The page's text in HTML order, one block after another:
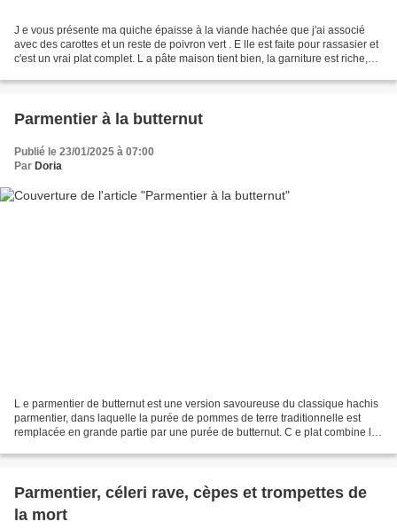
J e vous présente ma quiche épaisse à la viande hachée que j'ai associé
avec des carottes et un reste de poivron vert . E lle est faite pour rassasier et
c'est un vrai plat complet. L a pâte maison tient bien, la garniture est riche,
Parmentier à la butternut
Publié le 23/01/2025 à 07:00
Par Doria
L e parmentier de butternut est une version savoureuse du classique hachis
parmentier, dans laquelle la purée de pommes de terre traditionnelle est
remplacée en grande partie par une purée de butternut. C e plat combine les
Parmentier, céleri rave, cèpes et trompettes de
la mort